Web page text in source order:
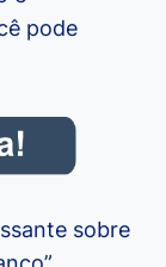
pode
sobre